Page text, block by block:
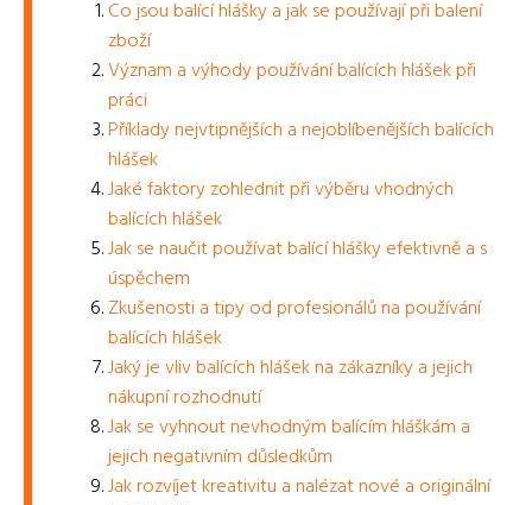
Co jsou balící hlášky a jak se používají při balení
zboží
Význam a výhody používání balících hlášek při
práci
Příklady nejvtipnějších a nejoblíbenějších balících
hlášek
Jaké faktory zohlednit při výběru vhodných
balících hlášek
Jak se naučit používat balící hlášky efektivně a s
úspěchem
Zkušenosti a tipy od profesionálů na používání
balících hlášek
Jaký je vliv balících hlášek na zákazníky a jejich
nákupní rozhodnutí
Jak se vyhnout nevhodným balícím hláškám a
jejich negativním důsledkům
Jak rozvíjet kreativitu a nalézat nové a originální